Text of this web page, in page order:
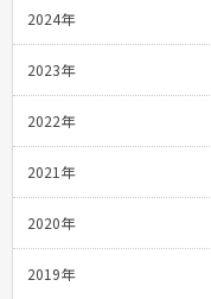
2024年
2023年
2022年
2021年
2020年
2019年